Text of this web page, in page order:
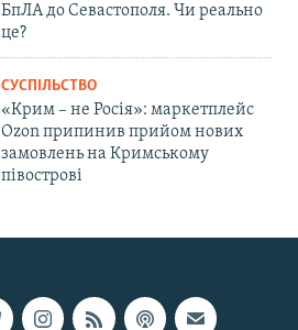
БпЛА до Севастополя. Чи реально
це?
СУСПІЛЬСТВО
«Крим – не Росія»: маркетплейс
Ozon припинив прийом нових
замовлень на Кримському
півострові